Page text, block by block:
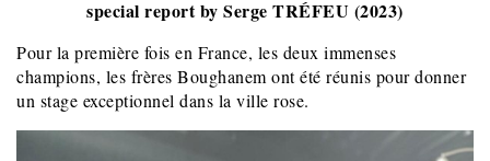
special report by Serge TRÉFEU (2023)
Pour la première fois en France, les deux immenses
champions, les frères Boughanem ont été réunis pour donner
un stage exceptionnel dans la ville rose.